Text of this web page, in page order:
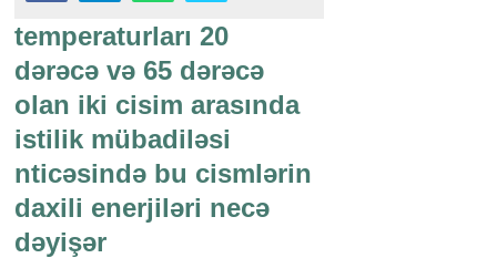
temperaturları 20
dərəcə və 65 dərəcə
olan iki cisim arasında
istilik mübadiləsi
nticəsində bu cismlərin
daxili enerjiləri necə
dəyişər